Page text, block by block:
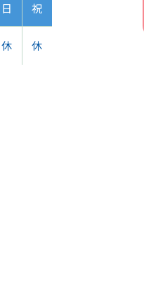
日 祝
休 休